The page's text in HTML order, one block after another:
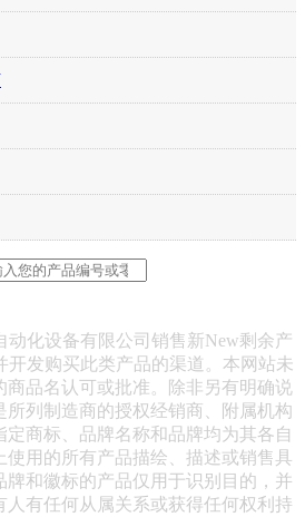
动化设备有限公司销售新New剩余产
开发购买此类产品的渠道。本网站未
商品名认可或批准。除非另有明确说
所列制造商的授权经销商、附属机构
定商标、品牌名称和品牌均为其各自
使用的所有产品描绘、描述或销售具
牌和徽标的产品仅用于识别目的，并
人有任何从属关系或获得任何权利持